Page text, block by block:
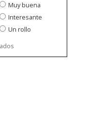
Muy buena
Interesante
Un rollo